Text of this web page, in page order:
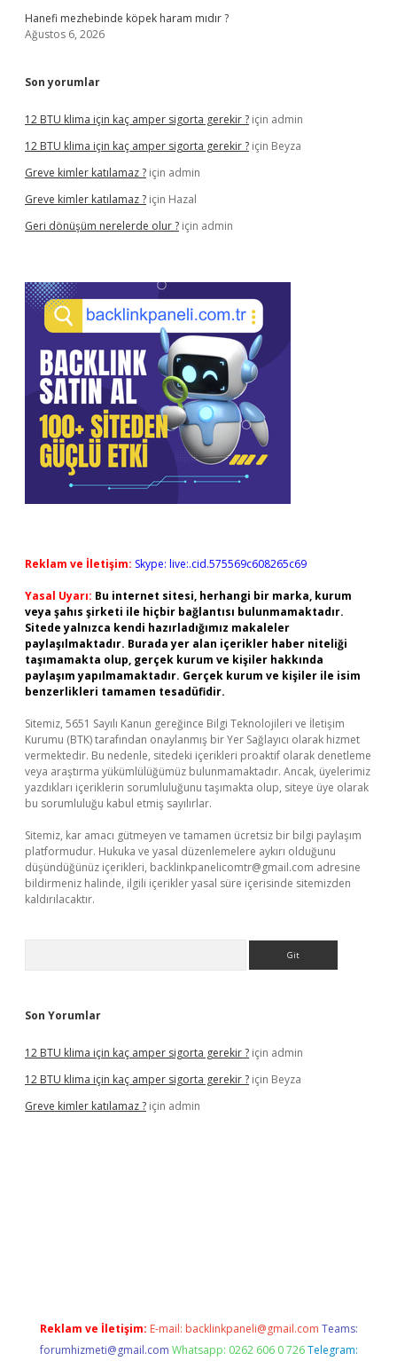
Hanefi mezhebinde köpek haram mıdır ?
Ağustos 6, 2026
Son yorumlar
12 BTU klima için kaç amper sigorta gerekir ? için admin
12 BTU klima için kaç amper sigorta gerekir ? için Beyza
Greve kimler katılamaz ? için admin
Greve kimler katılamaz ? için Hazal
Geri dönüşüm nerelerde olur ? için admin
Reklam ve İletişim: Skype: live:.cid.575569c608265c69
Yasal Uyarı: Bu internet sitesi, herhangi bir marka, kurum
veya şahıs şirketi ile hiçbir bağlantısı bulunmamaktadır.
Sitede yalnızca kendi hazırladığımız makaleler
paylaşılmaktadır. Burada yer alan içerikler haber niteliği
taşımamakta olup, gerçek kurum ve kişiler hakkında
paylaşım yapılmamaktadır. Gerçek kurum ve kişiler ile isim
benzerlikleri tamamen tesadüfidir.
Sitemiz, 5651 Sayılı Kanun gereğince Bilgi Teknolojileri ve İletişim
Kurumu (BTK) tarafından onaylanmış bir Yer Sağlayıcı olarak hizmet
vermektedir. Bu nedenle, sitedeki içerikleri proaktif olarak denetleme
veya araştırma yükümlülüğümüz bulunmamaktadır. Ancak, üyelerimiz
yazdıkları içeriklerin sorumluluğunu taşımakta olup, siteye üye olarak
bu sorumluluğu kabul etmiş sayılırlar.
Sitemiz, kar amacı gütmeyen ve tamamen ücretsiz bir bilgi paylaşım
platformudur. Hukuka ve yasal düzenlemelere aykırı olduğunu
düşündüğünüz içerikleri, backlinkpanelicomtr@gmail.com adresine
bildirmeniz halinde, ilgili içerikler yasal süre içerisinde sitemizden
kaldırılacaktır.
Son Yorumlar
12 BTU klima için kaç amper sigorta gerekir ? için admin
12 BTU klima için kaç amper sigorta gerekir ? için Beyza
Greve kimler katılamaz ? için admin
Reklam ve İletişim: E-mail: backlinkpaneli@gmail.com Teams:
forumhizmeti@gmail.com Whatsapp: 0262 606 0 726 Telegram: